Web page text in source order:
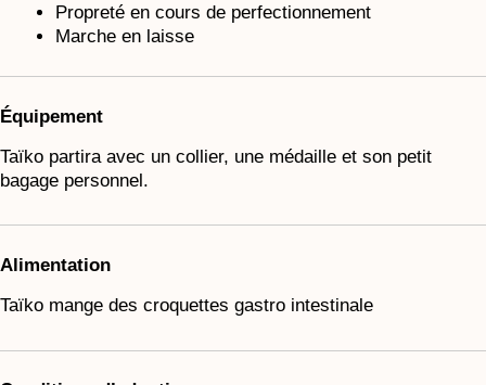
Propreté en cours de perfectionnement
Marche en laisse
Équipement
Taïko partira avec un collier, une médaille et son petit
bagage personnel.
Alimentation
Taïko mange des croquettes gastro intestinale